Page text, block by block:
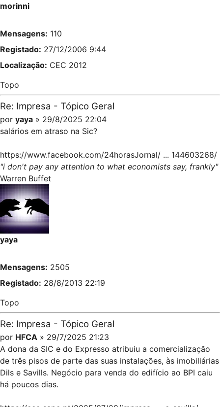
morinni
Mensagens: 110
Registado: 27/12/2006 9:44
Localização: CEC 2012
Topo
Re: Impresa - Tópico Geral
por yaya » 29/8/2025 22:04
salários em atraso na Sic?
https://www.facebook.com/24horasJornal/ ... 144603268/
"i don't pay any attention to what economists say, frankly"
Warren Buffet
yaya
Mensagens: 2505
Registado: 28/8/2013 22:19
Topo
Re: Impresa - Tópico Geral
por HFCA » 29/7/2025 21:23
A dona da SIC e do Expresso atribuiu a comercialização
de três pisos de parte das suas instalações, às imobiliárias
Dils e Savills. Negócio para venda do edifício ao BPI caiu
há poucos dias.